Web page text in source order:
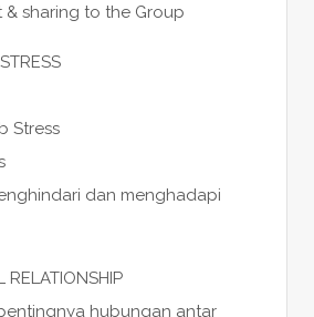
& sharing to the Group
Stress
dan menghadapi
RELATIONSHIP
hubungan antar